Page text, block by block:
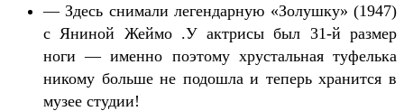
— Здесь снимали легендарную «Золушку» (1947)
с Яниной Жеймо .У актрисы был 31-й размер
ноги — именно поэтому хрустальная туфелька
никому больше не подошла и теперь хранится в
музее студии!